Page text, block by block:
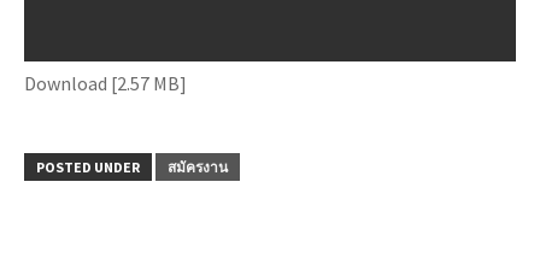
Download [2.57 MB]
POSTED UNDER สมัครงาน